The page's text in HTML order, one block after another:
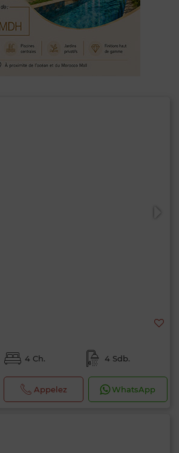
4 Ch. 4 Sdb.
Appelez WhatsApp